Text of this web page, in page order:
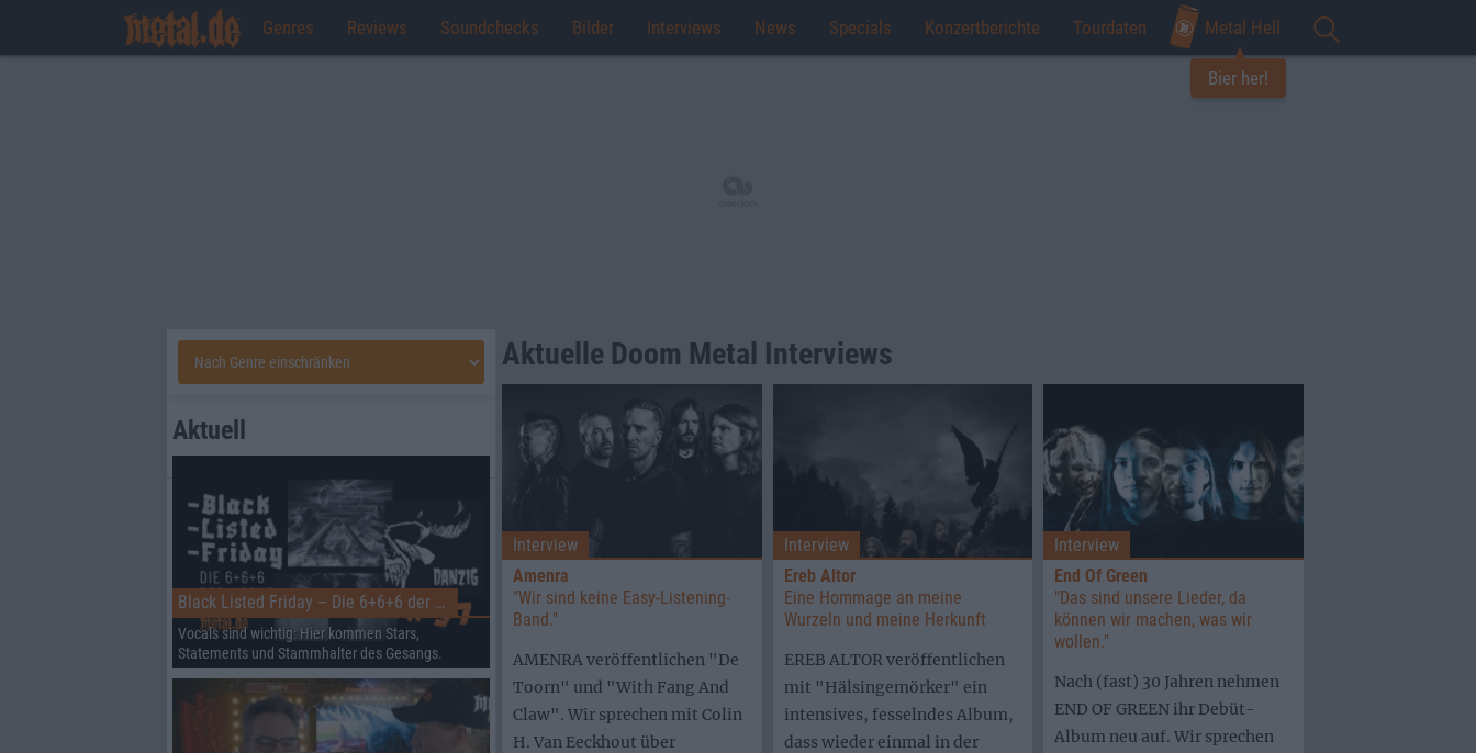
Genres Reviews Soundchecks Bilder Interviews News Specials Konzertberichte Tourdaten Metal Hell
Bier her!
Aktuelle Doom Metal Interviews
Interview
Amenra
"Wir sind keine Easy-Listening-
Band."
AMENRA veröffentlichen "De
Toorn" und "With Fang And
Claw". Wir sprechen mit Colin
H. Van Eeckhout über
Interview
Ereb Altor
Eine Hommage an meine
Wurzeln und meine Herkunft
EREB ALTOR veröffentlichen
mit "Hälsingemörker" ein
intensives, fesselndes Album,
dass wieder einmal in der
Interview
End Of Green
"Das sind unsere Lieder, da
können wir machen, was wir
wollen."
Nach (fast) 30 Jahren nehmen
END OF GREEN ihr Debüt-
Album neu auf. Wir sprechen
Aktuell
Black Listed Friday – Die 6+6+6 der Woche
Vocals sind wichtig: Hier kommen Stars,
Statements und Stammhalter des Gesangs.